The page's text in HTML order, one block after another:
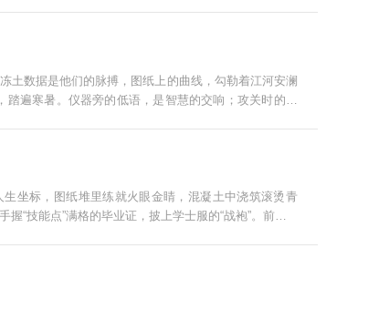
土数据是他们的脉搏，图纸上的曲线，勾勒着江河安澜
遍寒暑。仪器旁的低语，是智慧的交响；攻关时的争
坐标，图纸堆里练就火眼金睛，混凝土中浇筑滚烫青
“技能点”满格的毕业证，披上学士服的“战袍”。前方蓝